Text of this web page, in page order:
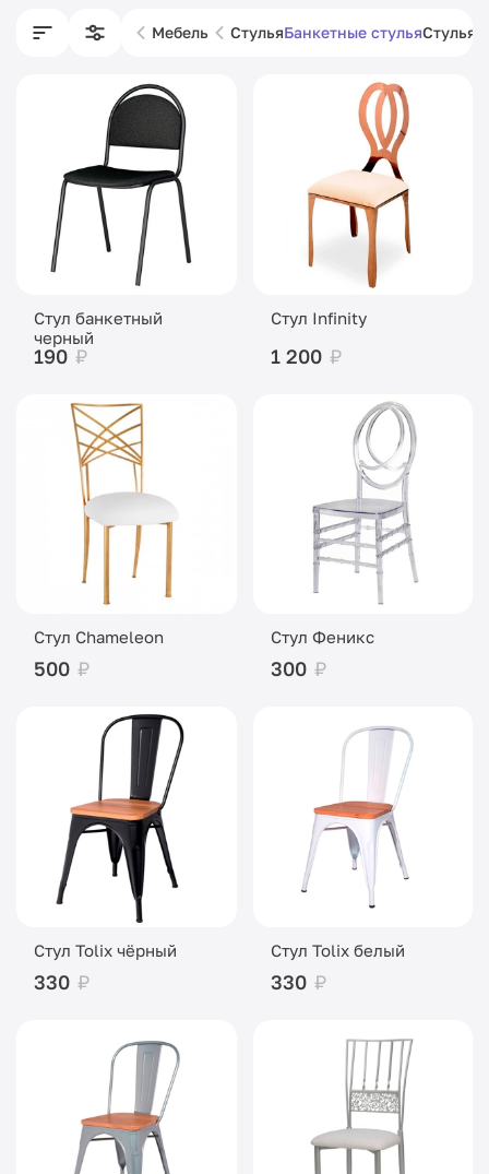
Мебель СтульяБанкетные стульяСтулья
Стул банкетный
черный
190 ₽
Стул Infinity
1 200 ₽
Стул Chameleon
500 ₽
Стул Феникс
300 ₽
Стул Tolix чёрный
330 ₽
Стул Tolix белый
330 ₽